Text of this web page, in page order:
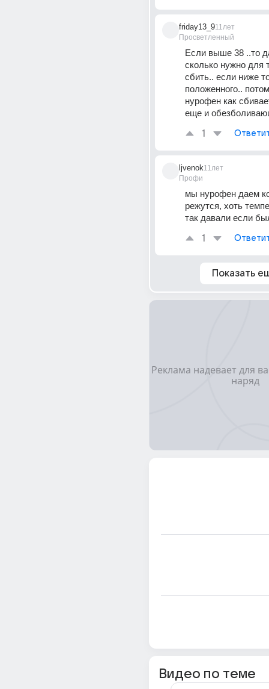
friday13_9
Просветленный
11лет
Если выше 38 ..то
сколько нужно для
сбить.. если ниже
положенного..
нурофен как
еще и
1
ljvenok
Профи
11лет
мы нурофен даем
режутся, хоть
так давали если
1
Показать
Видео по теме